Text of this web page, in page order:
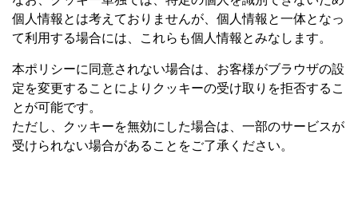
個人情報とは考えておりませんが、個人情報と一体となっ
て利用する場合には、これらも個人情報とみなします。
本ポリシーに同意されない場合は、お客様がブラウザの設
定を変更することによりクッキーの受け取りを拒否するこ
とが可能です。
ただし、クッキーを無効にした場合は、一部のサービスが
受けられない場合があることをご了承ください。